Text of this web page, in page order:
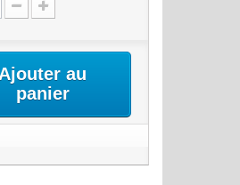
Ajouter au
panier